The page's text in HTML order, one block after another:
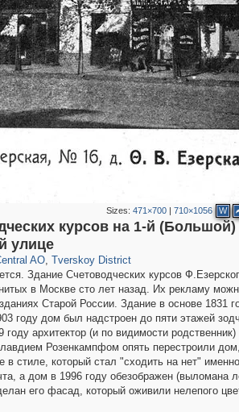
Sizes: 471×700| 710×1056 W
курсов на 1-й (Большой)
улице
AO
5,920
, Tverskoy District
53,064
Здание Счетоводческих курсов
в Москве сто лет назад. Их рекламу
Старой России. Здание в основе 1831
году дом был надстроен до пяти этажей
архитектор (и по видимости родственник)
Розенкампфом опять перестроили
в стиле, который стал "сходить на нет"
а дом в 1996 году обезображен (выломана
его фасад, который оживили нелепого